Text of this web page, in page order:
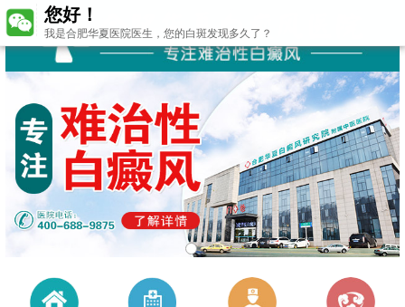
您好！
我是合肥华夏医院医生，您的白斑发现多久了？